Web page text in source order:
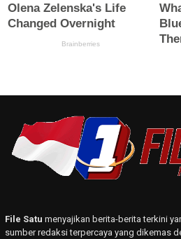
File Satu menyajikan berita-berita terkini
sumber redaksi terpercaya yang dikemas